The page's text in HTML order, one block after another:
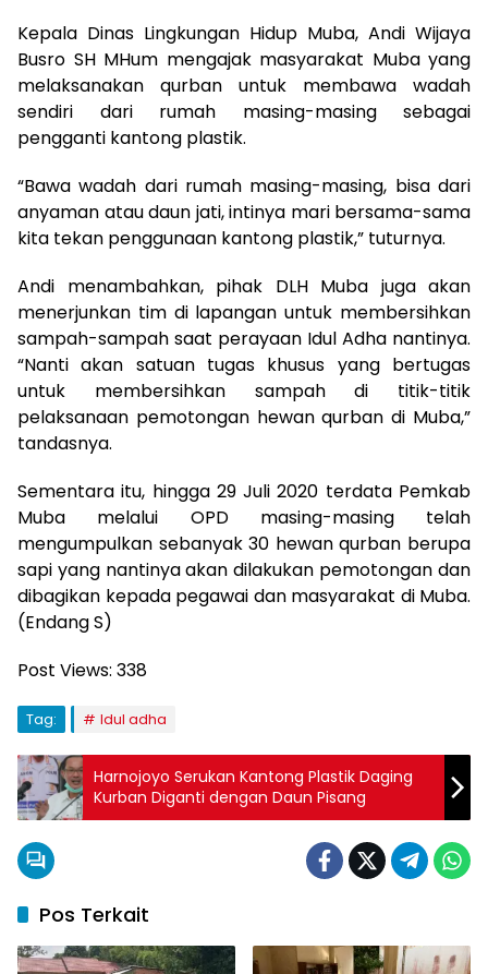
Kepala Dinas Lingkungan Hidup Muba, Andi Wijaya
Busro SH MHum mengajak masyarakat Muba yang
melaksanakan qurban untuk membawa wadah
sendiri dari rumah masing-masing sebagai
pengganti kantong plastik.
“Bawa wadah dari rumah masing-masing, bisa dari
anyaman atau daun jati, intinya mari bersama-sama
kita tekan penggunaan kantong plastik,” tuturnya.
Andi menambahkan, pihak DLH Muba juga akan
menerjunkan tim di lapangan untuk membersihkan
sampah-sampah saat perayaan Idul Adha nantinya.
“Nanti akan satuan tugas khusus yang bertugas
untuk membersihkan sampah di titik-titik
pelaksanaan pemotongan hewan qurban di Muba,”
tandasnya.
Sementara itu, hingga 29 Juli 2020 terdata Pemkab
Muba melalui OPD masing-masing telah
mengumpulkan sebanyak 30 hewan qurban berupa
sapi yang nantinya akan dilakukan pemotongan dan
dibagikan kepada pegawai dan masyarakat di Muba.
(Endang S)
Post Views: 338
Tag: Idul adha
Harnojoyo Serukan Kantong Plastik Daging
Kurban Diganti dengan Daun Pisang
Pos Terkait